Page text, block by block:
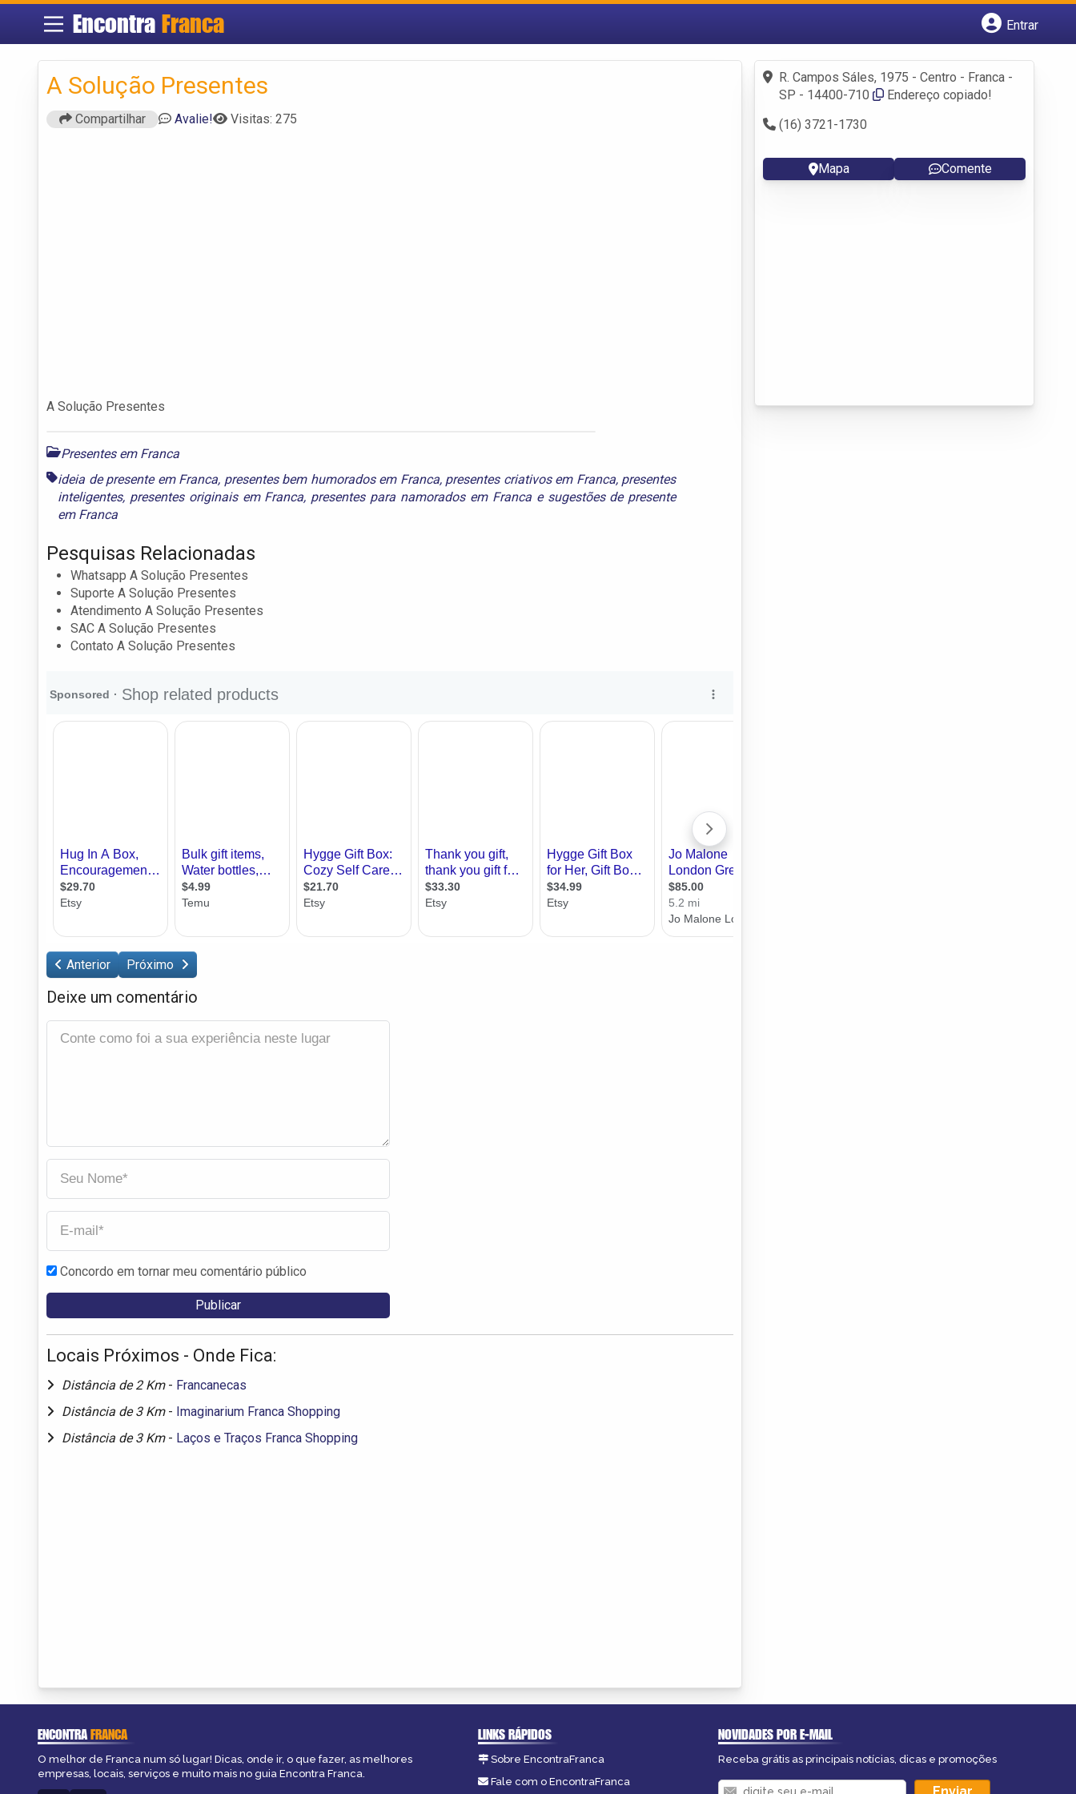
Encontra Franca
Entrar
Fazer login
Criar conta
A Solução Presentes
Compartilhar Avalie! Visitas: 275
A Solução Presentes
Presentes em Franca
ideia de presente em Franca, presentes bem humorados em Franca, presentes criativos em Franca, presentes
inteligentes, presentes originais em Franca, presentes para namorados em Francae sugestões de presente
em Franca
Pesquisas Relacionadas
Whatsapp A Solução Presentes
Suporte A Solução Presentes
Atendimento A Solução Presentes
SAC A Solução Presentes
Contato A Solução Presentes
Anterior Próximo
Deixe um comentário
Concordo em tornar meu comentário público
Locais Próximos - Onde Fica:
Distância de 2 Km - Francanecas
Distância de 3 Km - Imaginarium Franca Shopping
Distância de 3 Km - Laços e Traços Franca Shopping
R. Campos Sáles, 1975 - Centro - Franca -
SP - 14400-710
Endereço copiado!
(16) 3721-1730
Mapa Comente
ENCONTRAFRANCA
O melhor de Franca num só lugar! Dicas, onde ir, o que fazer, as melhores
empresas, locais, serviços e muito mais no guia Encontra Franca.
LINKS RÁPIDOS
Sobre EncontraFranca
Fale com o EncontraFranca
NOVIDADES POR E-MAIL
Receba grátis as principais notícias, dicas e promoções